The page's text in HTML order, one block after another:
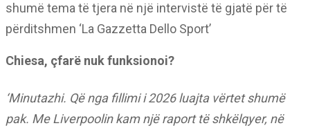
shumë tema të tjera në një intervistë të gjatë për të
përditshmen ‘La Gazzetta Dello Sport’
Chiesa, çfarë nuk funksionoi?
‘Minutazhi. Që nga fillimi i 2026 luajta vërtet shumë
pak. Me Liverpoolin kam një raport të shkëlqyer, në